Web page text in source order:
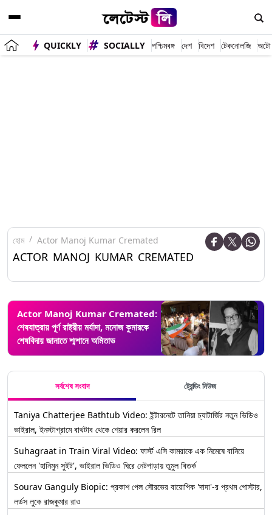
QUICKLY SOCIALLY পশ্চিমবঙ্গ দেশ বিদেশ টেকনোলজি অটো
হোম Actor Manoj Kumar Cremated
ACTOR MANOJ KUMAR CREMATED
Actor Manoj Kumar Cremated:
শেষযাত্রায় পূর্ণ রাষ্ট্রীয় মর্যাদা, মনোজ কুমারকে
শেষবিদায় জানাতে শ্মশানে অমিতাভ
সর্বশেষ সংবাদ ট্রেন্ডিং নিউজ
Taniya Chatterjee Bathtub Video: ইন্টারনেটে তানিয়া চ্যাটার্জির নতুন ভিডিও
ভাইরাল, ইনস্টাগ্রামে বাথটাব থেকে শেয়ার করলেন রিল
Suhagraat in Train Viral Video: ফার্স্ট এসি কামরাকে এক নিমেষে বানিয়ে
ফেললেন 'হানিমুন সুইট', ভাইরাল ভিডিও ঘিরে নেটপাড়ায় তুমুল বিতর্ক
Sourav Ganguly Biopic: প্রকাশ পেল সৌরভের বায়োপিক 'দাদা'-র প্রথম পোস্টার,
লর্ডস লুকে রাজকুমার রাও